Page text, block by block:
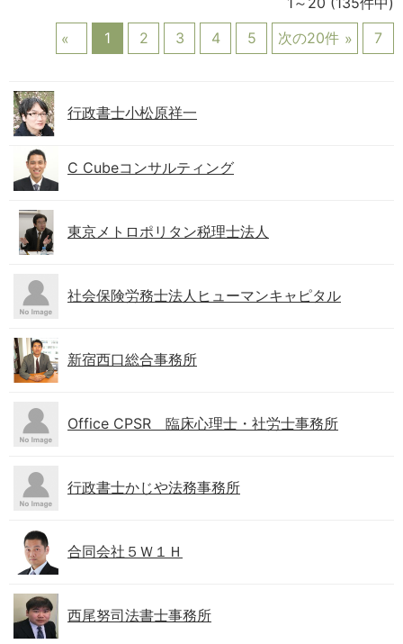
1
2 3 4 5 次の20件 7
行政書士小松原祥一
C Cubeコンサルティング
東京メトロポリタン税理士法人
社会保険労務士法人ヒューマンキャピタル
新宿西口総合事務所
Office CPSR 臨床心理士・社労士事務所
行政書士かじや法務事務所
合同会社５Ｗ１Ｈ
西尾努司法書士事務所